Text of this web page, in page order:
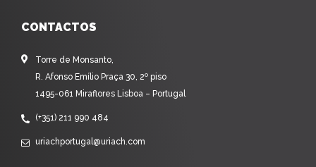
CONTACTOS
Torre de Monsanto,
R. Afonso Emílio Praça 30, 2º piso
1495-061 Miraflores Lisboa – Portugal
(+351) 211 990 484
uriachportugal@uriach.com